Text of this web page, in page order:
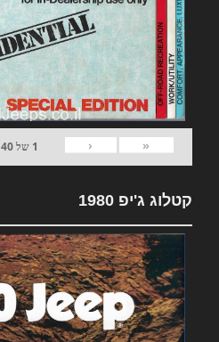
«
‹
1 של40
קטלוג ג'יפ 1980